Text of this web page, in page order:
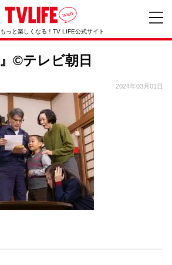
っと楽しくなる！TV LIFE公式サイト
©テレビ朝日
2024年03月01日